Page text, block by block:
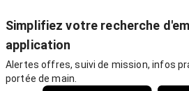
Simplifiez votre recherche
application
Alertes offres, suivi de mission, infos
portée de main.